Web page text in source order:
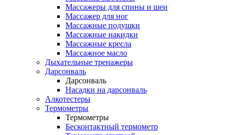
Массажеры для спины и шеи
Массажер для ног
Массажные подушки
Массажные накидки
Массажные кресла
Массажное масло
Дыхательные тренажеры
Дарсонваль
Дарсонваль
Насадки на дарсонваль
Алкотестеры
Термометры
Термометры
Бесконтактный термометр